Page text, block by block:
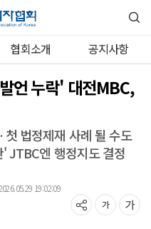
협회소개 공지사항
언 누락' 대전MBC,
법정제재 사례 될 수도
JTBC엔 행정지도 결정
19:02:09